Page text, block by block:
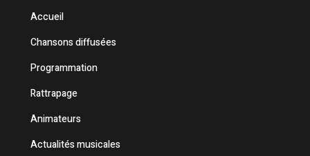
Accueil
Chansons diffusées
Programmation
Rattrapage
Animateurs
Actualités musicales